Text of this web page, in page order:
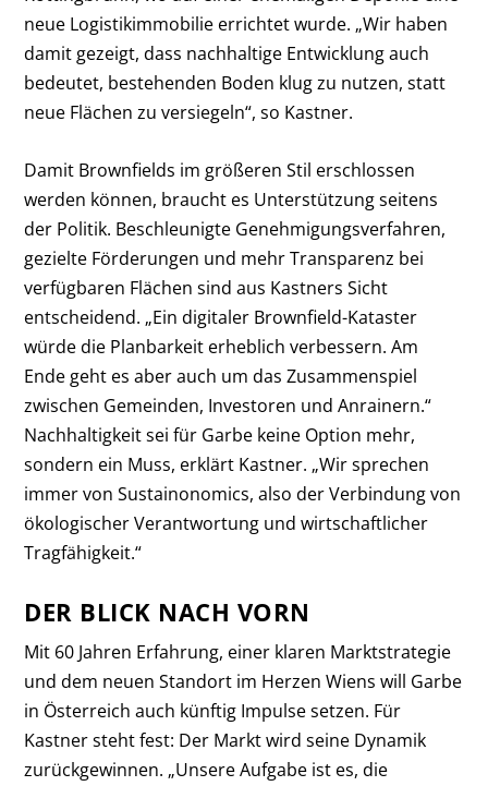
neue Logistikimmobilie errichtet wurde. „Wir haben
damit gezeigt, dass nachhaltige Entwicklung auch
bedeutet, bestehenden Boden klug zu nutzen, statt
neue Flächen zu versiegeln“, so Kastner.
Damit Brownfields im größeren Stil erschlossen
werden können, braucht es Unterstützung seitens
der Politik. Beschleunigte Genehmigungsverfahren,
gezielte Förderungen und mehr Transparenz bei
verfügbaren Flächen sind aus Kastners Sicht
entscheidend. „Ein digitaler Brownfield-Kataster
würde die Planbarkeit erheblich verbessern. Am
Ende geht es aber auch um das Zusammenspiel
zwischen Gemeinden, Investoren und Anrainern.“
Nachhaltigkeit sei für Garbe keine Option mehr,
sondern ein Muss, erklärt Kastner. „Wir sprechen
immer von Sustainonomics, also der Verbindung von
ökologischer Verantwortung und wirtschaftlicher
Tragfähigkeit.“
DER BLICK NACH VORN
Mit 60 Jahren Erfahrung, einer klaren Marktstrategie
und dem neuen Standort im Herzen Wiens will Garbe
in Österreich auch künftig Impulse setzen. Für
Kastner steht fest: Der Markt wird seine Dynamik
zurückgewinnen. „Unsere Aufgabe ist es, die